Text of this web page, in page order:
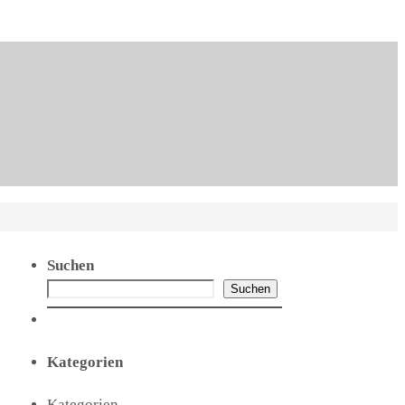
Suchen
Suchen
Kategorien